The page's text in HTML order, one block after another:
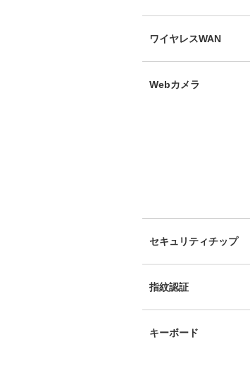
ワイヤレスWAN
Webカメラ
セキュリティチップ
指紋認証
キーボード